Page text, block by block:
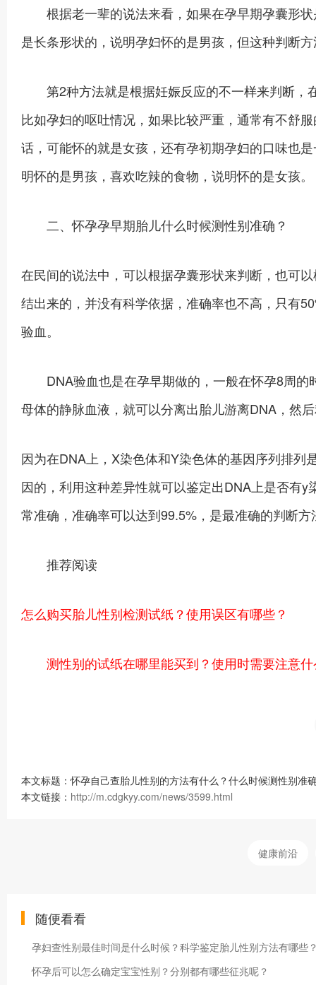
根据老一辈的说法来看，如果在孕早期孕囊形状
是长条形状的，说明孕妇怀的是男孩，但这种判断
第2种方法就是根据妊娠反应的不一样来判断，
比如孕妇的呕吐情况，如果比较严重，通常有不舒
话，可能怀的就是女孩，还有孕初期孕妇的口味也
明怀的是男孩，喜欢吃辣的食物，说明怀的是女孩。
二、怀孕孕早期胎儿什么时候测性别准确？
在民间的说法中，可以根据孕囊形状来判断，也可
结出来的，并没有科学依据，准确率也不高，只有
验血。
DNA验血也是在孕早期做的，一般在怀孕8周的
母体的静脉血液，就可以分离出胎儿游离DNA，然
因为在DNA上，X染色体和Y染色体的基因序列排
因的，利用这种差异性就可以鉴定出DNA上是否有
常准确，准确率可以达到99.5%，是最准确的判断方
推荐阅读
怎么购买胎儿性别检测试纸？使用误区有哪些？
测性别的试纸在哪里能买到？使用时需要注意
本文标题：怀孕自己查胎儿性别的方法有什么？什么时候测性别准
本文链接： http://m.cdgkyy.com/news/3599.html
健康前沿
随便看看
孕妇查性别最佳时间是什么时候？科学鉴定胎儿性别方法有哪些
怀孕后可以怎么确定宝宝性别？分别都有哪些征兆呢？